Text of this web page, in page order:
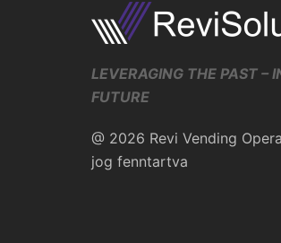
LEVERAGING THE PAST –
FUTURE
@ 2026 Revi Vending
jog fenntartva